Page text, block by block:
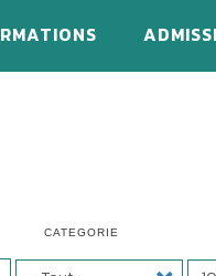
CATEGORIE